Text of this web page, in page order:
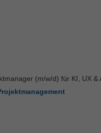
(m/w/d) für KI, UX &